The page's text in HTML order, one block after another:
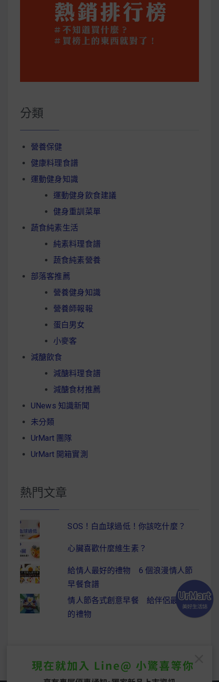
分類
營養保健
健康料理食譜
運動健身知識
運動健身飲食建議
健身重訓菜單
蔬食純素生活
純素料理食譜
蔬食純素營養
部落客推薦
營養健身知識
營養師報報
蛋白男女
小麥客
減醣飲食
減醣料理食譜
減醣食材推薦
UNews 知識新聞
未分類
UrMart 團隊
UrMart 開箱實測
熱門文章
SOS！白血球過低！你該吃什麼？
心臟喜歡什麼維生素？
給情人最好的禮物 6 個浪漫情人節
早餐食譜
情人節各式創意早餐 給伴侶最驚喜
的禮物